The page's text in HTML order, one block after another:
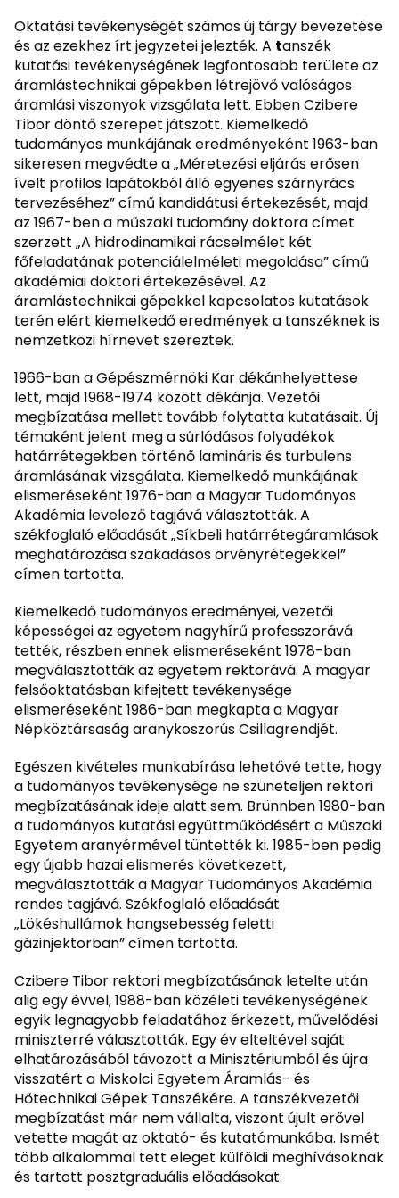
Oktatási tevékenységét számos új tárgy bevezetése
és az ezekhez írt jegyzetei jelezték. A tanszék
kutatási tevékenységének legfontosabb területe az
áramlástechnikai gépekben létrejövő valóságos
áramlási viszonyok vizsgálata lett. Ebben Czibere
Tibor döntő szerepet játszott. Kiemelkedő
tudományos munkájának eredményeként 1963-ban
sikeresen megvédte a „Méretezési eljárás erősen
ívelt profilos lapátokból álló egyenes szárnyrács
tervezéséhez” című kandidátusi értekezését, majd
az 1967-ben a műszaki tudomány doktora címet
szerzett „A hidrodinamikai rácselmélet két
főfeladatának potenciálelméleti megoldása” című
akadémiai doktori értekezésével. Az
áramlástechnikai gépekkel kapcsolatos kutatások
terén elért kiemelkedő eredmények a tanszéknek is
nemzetközi hírnevet szereztek.
1966-ban a Gépészmérnöki Kar dékánhelyettese
lett, majd 1968-1974 között dékánja. Vezetői
megbízatása mellett tovább folytatta kutatásait. Új
témaként jelent meg a súrlódásos folyadékok
határrétegekben történő lamináris és turbulens
áramlásának vizsgálata. Kiemelkedő munkájának
elismeréseként 1976-ban a Magyar Tudományos
Akadémia levelező tagjává választották. A
székfoglaló előadását „Síkbeli határrétegáramlások
meghatározása szakadásos örvényrétegekkel”
címen tartotta.
Kiemelkedő tudományos eredményei, vezetői
képességei az egyetem nagyhírű professzorává
tették, részben ennek elismeréseként 1978-ban
megválasztották az egyetem rektorává. A magyar
felsőoktatásban kifejtett tevékenysége
elismeréseként 1986-ban megkapta a Magyar
Népköztársaság aranykoszorús Csillagrendjét.
Egészen kivételes munkabírása lehetővé tette, hogy
a tudományos tevékenysége ne szüneteljen rektori
megbízatásának ideje alatt sem. Brünnben 1980-ban
a tudományos kutatási együttműködésért a Műszaki
Egyetem aranyérmével tüntették ki. 1985-ben pedig
egy újabb hazai elismerés következett,
megválasztották a Magyar Tudományos Akadémia
rendes tagjává. Székfoglaló előadását
„Lökéshullámok hangsebesség feletti
gázinjektorban” címen tartotta.
Czibere Tibor rektori megbízatásának letelte után
alig egy évvel, 1988-ban közéleti tevékenységének
egyik legnagyobb feladatához érkezett, művelődési
miniszterré választották. Egy év elteltével saját
elhatározásából távozott a Minisztériumból és újra
visszatért a Miskolci Egyetem Áramlás- és
Hőtechnikai Gépek Tanszékére. A tanszékvezetői
megbízatást már nem vállalta, viszont újult erővel
vetette magát az oktató- és kutatómunkába. Ismét
több alkalommal tett eleget külföldi meghívásoknak
és tartott posztgraduális előadásokat.